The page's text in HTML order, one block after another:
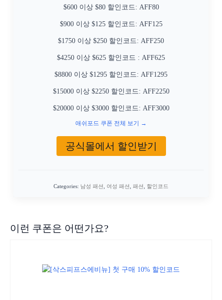
$600 이상 $80 할인코드: AFF80
$900 이상 $125 할인코드: AFF125
$1750 이상 $250 할인코드: AFF250
$4250 이상 $625 할인코드 : AFF625
$8800 이상 $1295 할인코드: AFF1295
$15000 이상 $2250 할인코드: AFF2250
$20000 이상 $3000 할인코드: AFF3000
애쉬포드 쿠폰 전체 보기 →
공식몰에서 할인받기
Categories: 남성 패션 여성 패션 패션 할인코드
이런 쿠폰은 어떤가요?